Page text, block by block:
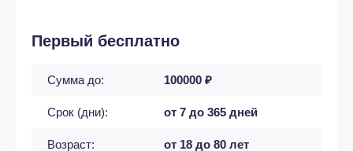
Первый бесплатно
Сумма до: 100000 ₽
Срок (дни): от 7 до 365 дней
Возраст: от 18 до 80 лет